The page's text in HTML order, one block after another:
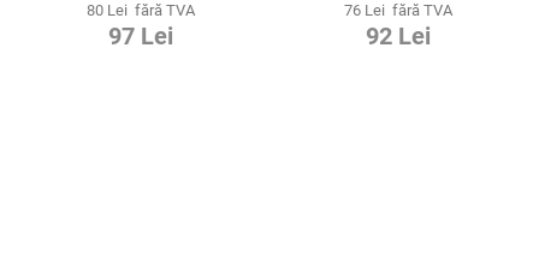
80 Lei fără TVA
97 Lei
76 Lei fără TVA
92 Lei